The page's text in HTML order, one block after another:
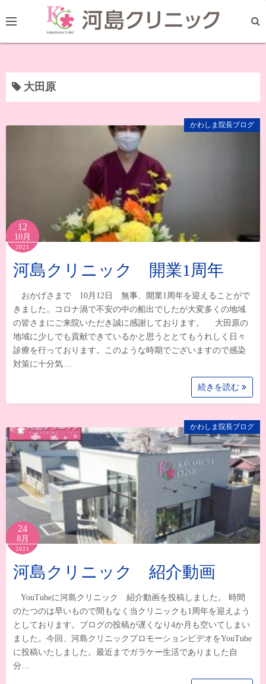
ン
ス
大田原
かわしま院長ブログ
12
10月
2021
河島クリニック 開業1周年
おかげさまで 10月12日 無事、開業1周年を迎えることがで
きました。コロナ渦で不安の中の船出でしたが大変多くの地域
の皆さまにご来院いただき誠に感謝しております。 大田原の
地域に少しでも貢献できているかと思うととてもうれしく日々
診療を行っております。このような時期でございますので感染
対策に十分気…
続きを読む
かわしま院長ブログ
24
8月
2021
河島クリニック 紹介動画
YouTubeに河島クリニック 紹介動画を投稿しました。 時間
のたつのは早いもので間もなく当クリニックも1周年を迎えよう
としております。ブログの投稿が遅くなり4か月も空いてしまい
ました。今回、河島クリニックプロモーションビデオをYouTube
に投稿いたしました。最近までガラケー生活でありました自
分…